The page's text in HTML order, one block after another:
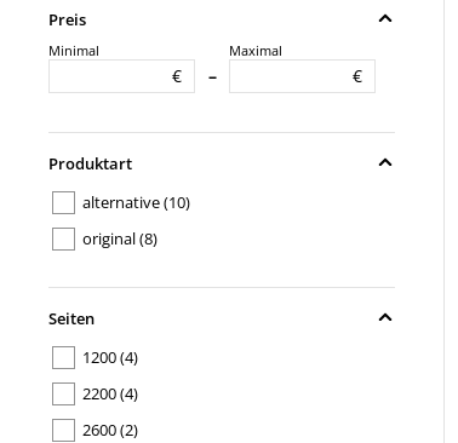
Preis
Minimal
€ –
Maximal
€
Produktart
alternative(10)
original(8)
Seiten
1200(4)
2200(4)
2600(2)